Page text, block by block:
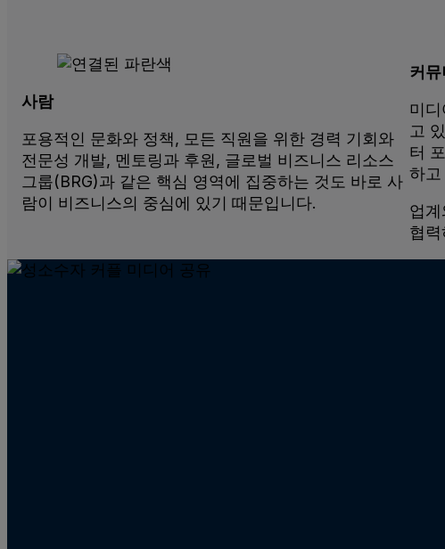
사람
포용적인 문화와 정책, 모든 직원을 위한 경력 기회와
전문성 개발, 멘토링과 후원, 글로벌 비즈니스 리소스
그룹(BRG)과 같은 핵심 영역에 집중하는 것도 바로 사
람이 비즈니스의 중심에 있기 때문입니다.
커뮤
미
고
터
하
업
협